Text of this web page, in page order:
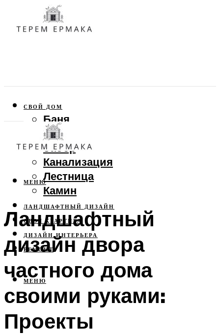
СВОЙ ДОМ
Баня
Веранда
Забор
Канализация
Лестница
Камин
ЛАНДШАФТНЫЙ ДИЗАЙН
СВОЯ КВАРТИРА
ДИЗАЙН ИНТЕРЬЕРА
РЕМОНТ
МЕНЮ
МЕНЮ
Ландшафтный
дизайн двора
частного дома
своими руками:
Проекты